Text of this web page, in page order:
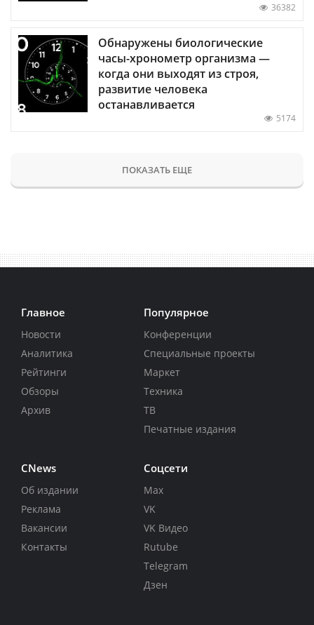
36382
Обнаружены биологические
часы-хронометр организма —
когда они выходят из строя,
развитие человека
останавливается
5174
ПОКАЗАТЬ ЕЩЕ
Главное
Новости
Аналитика
Рейтинги
Обзоры
Архив
Популярное
Конференции
Специальные проекты
Маркет
Техника
ТВ
Печатные издания
CNews
Об издании
Реклама
Вакансии
Контакты
Соцсети
Max
VK
VK Видео
Rutube
Telegram
Дзен